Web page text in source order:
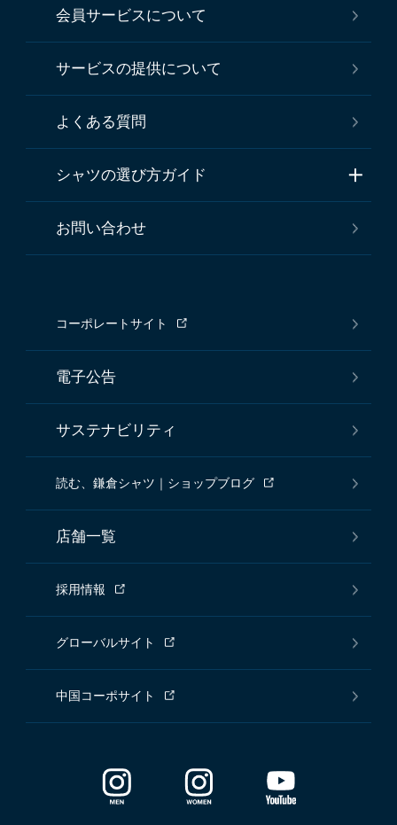
会員サービスについて
サービスの提供について
よくある質問
シャツの選び方ガイド
お問い合わせ
コーポレートサイト
電子公告
サステナビリティ
読む、鎌倉シャツ｜ショップブログ
店舗一覧
採用情報
グローバルサイト
中国コーポサイト